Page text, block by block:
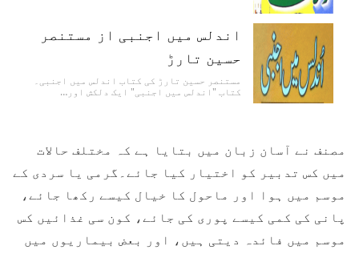
اندلس میں اجنبی از مستنصر
حسین تارڑ
مستنصر حسین تارڑ کی کتاب اندلس میں اجنبی۔
کتاب "اندلس میں اجنبی" ایک دلکش اور…
مصنف نے آسان زبان میں بتایا ہے کہ مختلف حالات
میں کس تدبیر کو اختیار کیا جائے۔گرمی یا سردی کے
موسم میں ہوا اور ماحول کا خیال کیسے رکھا جائے،
پانی کی کمی کیسے پوری کی جائے، کون سی غذائیں کس
موسم میں فائدہ دیتی ہیں، اور بعض بیماریوں میں